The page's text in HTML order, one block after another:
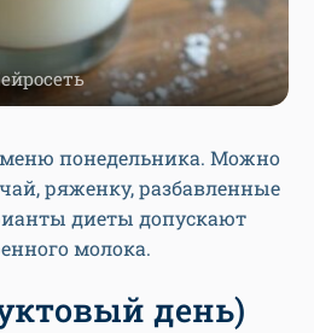
понедельника. Можно
ряженку, разбавленные
диеты допускают
молока.
день)